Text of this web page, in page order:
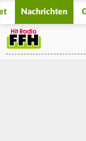
Nachrichten